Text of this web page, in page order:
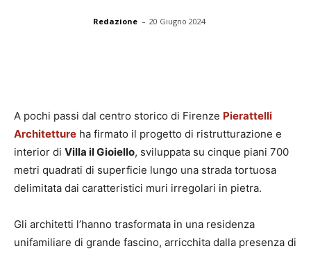
Redazione - 20 Giugno 2024
A pochi passi dal centro storico di Firenze Pierattelli
Architetture ha firmato il progetto di ristrutturazione e
interior di Villa il Gioiello, sviluppata su cinque piani 700
metri quadrati di superficie lungo una strada tortuosa
delimitata dai caratteristici muri irregolari in pietra.
Gli architetti l’hanno trasformata in una residenza
unifamiliare di grande fascino, arricchita dalla presenza di